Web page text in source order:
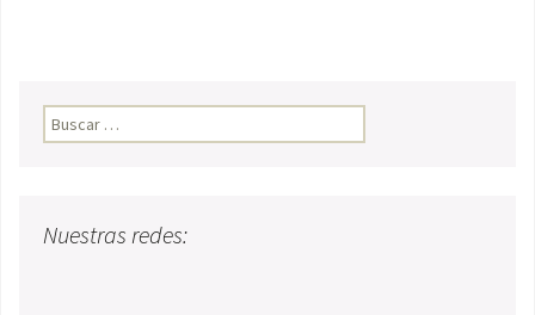
Buscar:
Nuestras redes: